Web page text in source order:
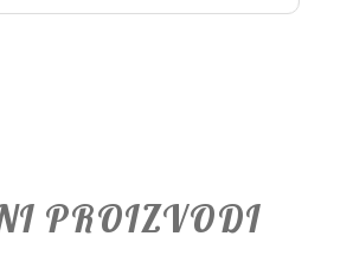
PROIZVODI